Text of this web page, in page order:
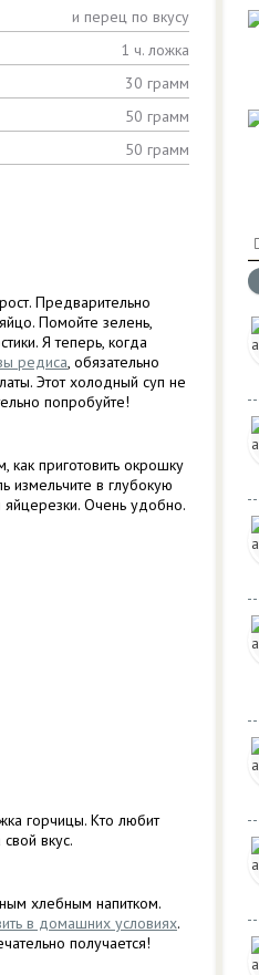
и перец по вкусу
1 ч. ложка
30 грамм
50 грамм
50 грамм
Предварительно
Помойте зелень,
Я теперь, когда
редиса, обязательно
Этот холодный суп не
попробуйте!
как приготовить окрошку
измельчите в глубокую
Очень удобно.
горчицы. Кто любит
вкус.
хлебным напитком.
в домашних условиях.
получается!